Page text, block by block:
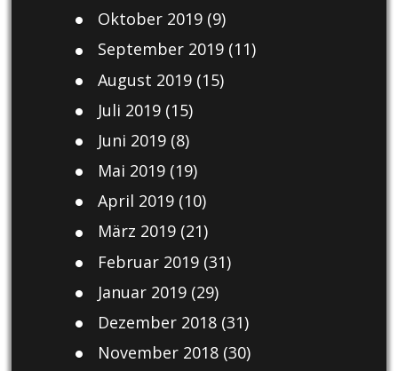
Oktober 2019(9)
September 2019(11)
August 2019(15)
Juli 2019(15)
Juni 2019(8)
Mai 2019(19)
April 2019(10)
März 2019(21)
Februar 2019(31)
Januar 2019(29)
Dezember 2018(31)
November 2018(30)